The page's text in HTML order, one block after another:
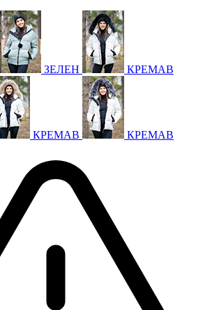
ЗЕЛЕН КРЕМАВ
КРЕМАВ КРЕМАВ